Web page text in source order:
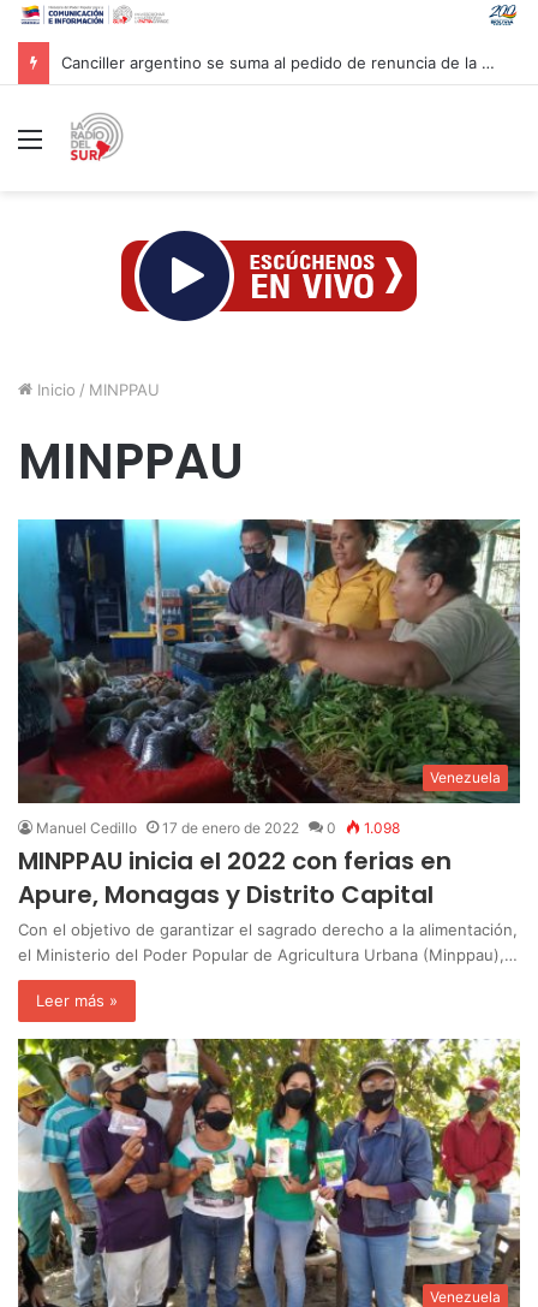
Venezuela y la firma global Miyamoto International evalúan proyectos para reforzar la resiliencia sísmica nacional
Menú
Inicio / MINPPAU
MINPPAU
Venezuela
Manuel Cedillo 17 de enero de 2022 0 1.098
MINPPAU inicia el 2022 con ferias en
Apure, Monagas y Distrito Capital
Con el objetivo de garantizar el sagrado derecho a la alimentación,
el Ministerio del Poder Popular de Agricultura Urbana (Minppau),…
Leer más »
Venezuela